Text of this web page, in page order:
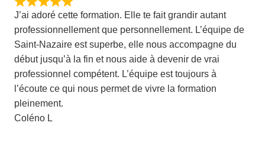
J’ai adoré cette formation. Elle te fait grandir autant
professionnellement que personnellement. L’équipe de
Saint-Nazaire est superbe, elle nous accompagne du
début jusqu’à la fin et nous aide à devenir de vrai
professionnel compétent. L’équipe est toujours à
l’écoute ce qui nous permet de vivre la formation
pleinement.
Coléno L